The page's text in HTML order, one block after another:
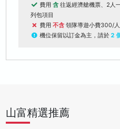
費用 含 往返經濟艙機票、2人
列包項目
費用 不含 領隊導遊小費300/
機位保留以訂金為主，請於 2
山富精選推薦